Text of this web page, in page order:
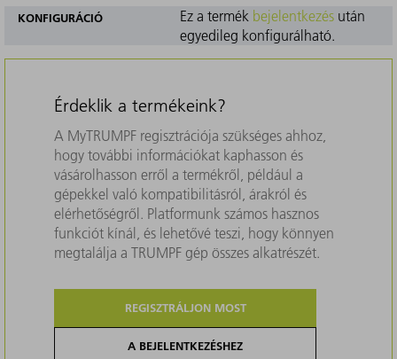
KONFIGURÁCIÓ Ez a termék bejelentkezésután
egyedileg konfigurálható.
Érdeklik a termékeink?
A MyTRUMPF regisztrációja szükséges ahhoz,
hogy további információkat kaphasson és
vásárolhasson erről a termékről, például a
gépekkel való kompatibilitásról, árakról és
elérhetőségről. Platformunk számos hasznos
funkciót kínál, és lehetővé teszi, hogy könnyen
megtalálja a TRUMPF gép összes alkatrészét.
REGISZTRÁLJON MOST
A BEJELENTKEZÉSHEZ